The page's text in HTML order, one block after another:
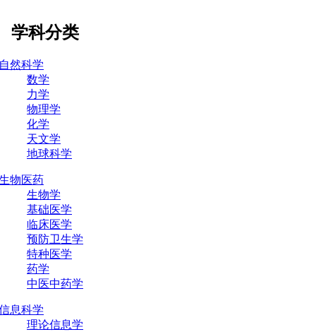
科分类
然科学
数学
力学
物理学
化学
天文学
地球科学
物医药
生物学
基础医学
临床医学
预防卫生学
特种医学
药学
中医中药学
息科学
理论信息学